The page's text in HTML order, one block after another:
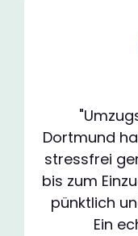
Dortmund
stressfrei
bis zum
pünktlich
Ein